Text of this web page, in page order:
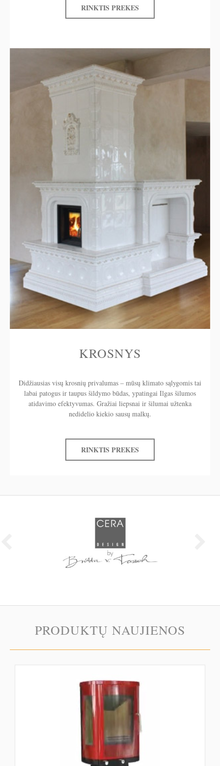
RINKTIS PREKES
KROSNYS
Didžiausias visų krosnių privalumas – mūsų klimato sąlygomis tai
labai patogus ir taupus šildymo būdas, ypatingai Ilgas šilumos
atidavimo efektyvumas. Gražiai liepsnai ir šilumai užtenka
nedidelio kiekio sausų malkų.
RINKTIS PREKES
PRODUKTŲ NAUJIENOS